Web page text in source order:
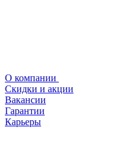
О компании
Скидки и акции
Вакансии
Гарантии
Карьеры